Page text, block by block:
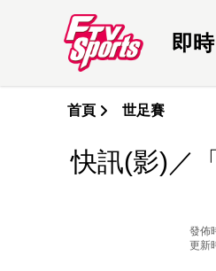
即時
首頁 世足賽
快訊(影)／
發佈
更新